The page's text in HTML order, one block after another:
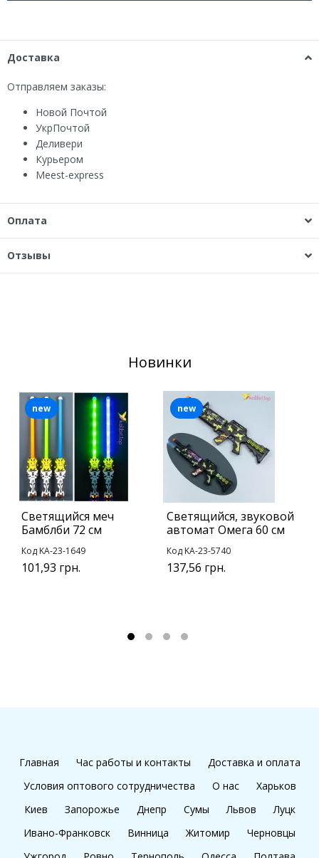
Доставка
Отправляем заказы:
Новой Почтой
УкрПочтой
Деливери
Курьером
Мeest-express
Оплата
Отзывы
Новинки
Светящийся меч
Бамблби 72 см
Код KA-23-1649
101,93 грн.
new
Светящийся, звуковой
автомат Омега 60 см
Код KA-23-5740
137,56 грн.
new
Главная Час работы и контакты
Доставка и оплата
Условия оптового сотрудничества
О нас
Харьков
Киев
Запорожье Днепр Сумы Львов
Луцк
Ивано-Франковск
Винница Житомир
Черновцы